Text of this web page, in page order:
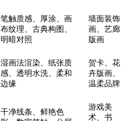
笔触质感、厚涂、画
布纹理、古典构图、
明暗对照
墙面装饰
画、艺廊
版画
湿画法渲染、纸张质
感、透明水洗、柔和
边缘
贺卡、花
卉版画、
温柔品牌
干净线条、鲜艳色
游戏美
术、书